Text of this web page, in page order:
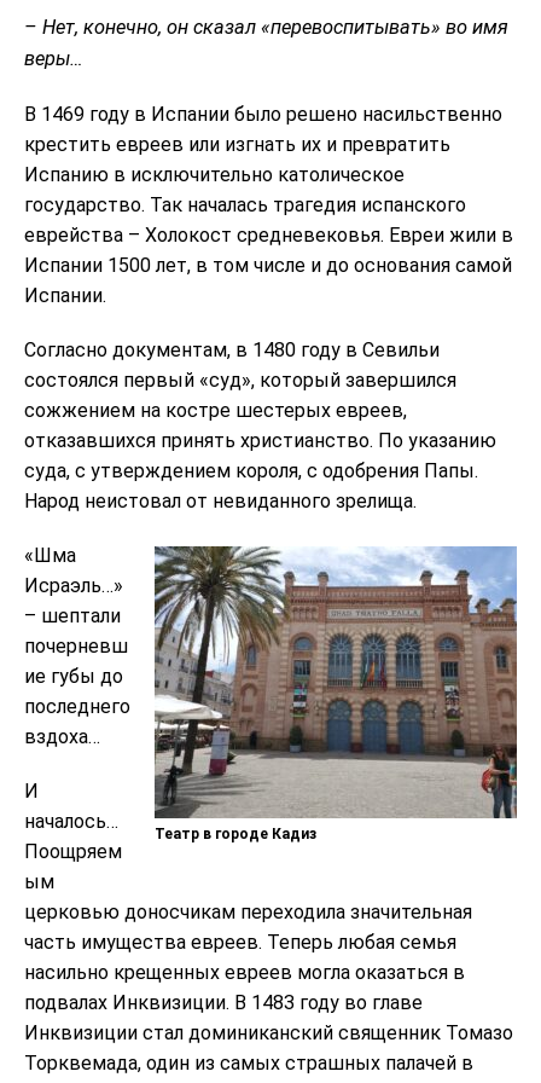
– Нет, конечно, он сказал «перевоспитывать» во имя
веры…
В 1469 году в Испании было решено насильственно
крестить евреев или изгнать их и превратить
Испанию в исключительно католическое
государство. Так началась трагедия испанского
еврейства – Холокост средневековья. Евреи жили в
Испании 1500 лет, в том числе и до основания самой
Испании.
Согласно документам, в 1480 году в Севильи
состоялся первый «суд», который завершился
сожжением на костре шестерых евреев,
отказавшихся принять христианство. По указанию
суда, с утверждением короля, с одобрения Папы.
Народ неистовал от невиданного зрелища.
Театр в городе Кадиз
«Шма
Исраэль…»
– шептали
почерневш
ие губы до
последнего
вздоха…
И
началось…
Поощряем
ым
церковью доносчикам переходила значительная
часть имущества евреев. Теперь любая семья
насильно крещенных евреев могла оказаться в
подвалах Инквизиции. В 1483 году во главе
Инквизиции стал доминиканский священник Томазо
Торквемада, один из самых страшных палачей в